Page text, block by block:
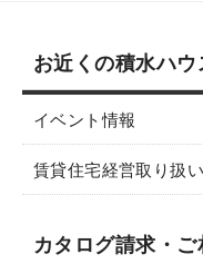
お近くの積水ハウ
イベント情報
賃貸住宅経営取り扱
カタログ請求・ご